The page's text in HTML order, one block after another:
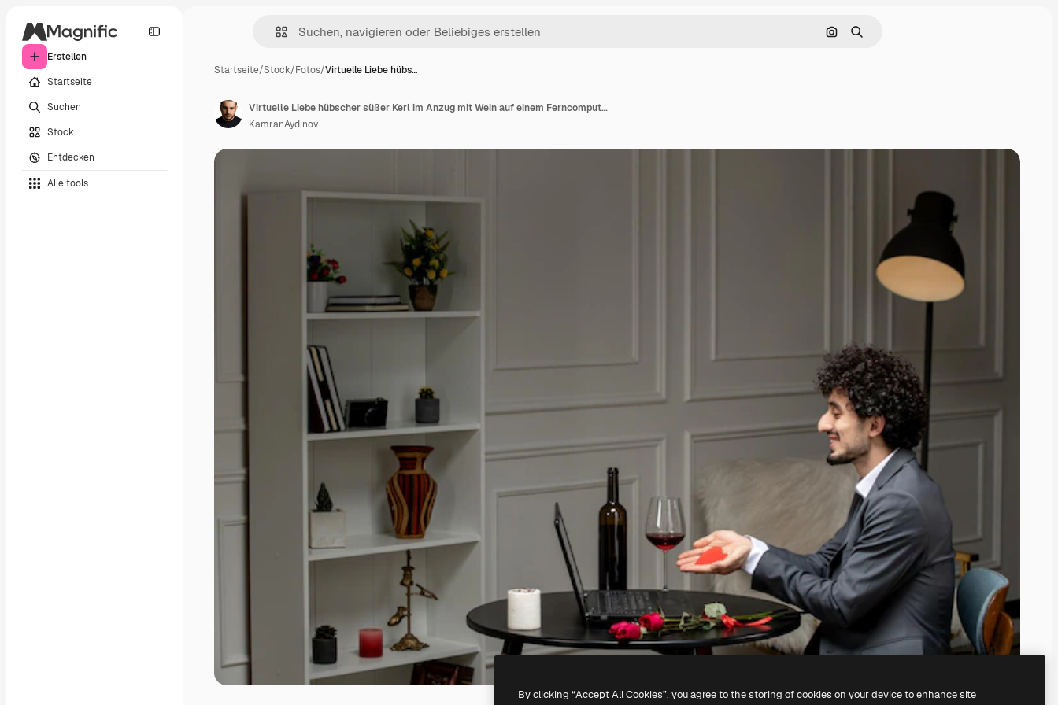
Erstellen
Startseite
Suchen
Stock
Entdecken
Alle tools
Nach Bild suchen
Suchen
Startseite/Stock/Fotos/Virtuelle Liebe hübs…
Virtuelle Liebe hübscher süßer Kerl im Anzug mit Wein auf einem Ferncomputerdatum, das Papierherz gibt
KamranAydinov
By clicking “Accept All Cookies”, you agree to the storing of cookies on your device to enhance site